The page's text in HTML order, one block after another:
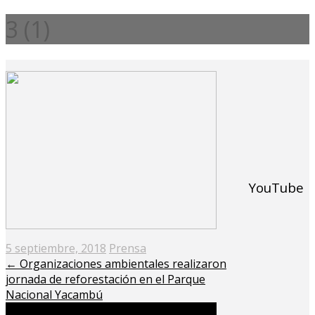
3 (1)
Posted
on
5 septiembre, 2018 Prensa
← Organizaciones ambientales realizaron
jornada de reforestación en el Parque
Nacional Yacambú
YouTube